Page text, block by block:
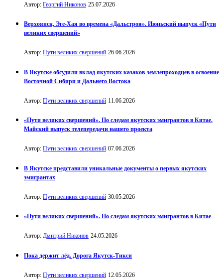
Автор: Георгий Никонов 25.07.2026
Верхоянск, Эге-Хая во времена «Дальстроя». Июньский выпуск «Пути
великих свершений»
Автор: Пути великих свершений 26.06.2026
В Якутске обсудили вклад якутских казаков-землепроходцев в освоение
Восточной Сибири и Дальнего Востока
Автор: Пути великих свершений 11.06.2026
«Пути великих свершений». По следам якутских эмигрантов в Китае.
Майский выпуск телепередачи нашего проекта
Автор: Пути великих свершений 07.06.2026
В Якутске представили уникальные документы о первых якутских
эмигрантах
Автор: Пути великих свершений 30.05.2026
«Пути великих свершений». По следам якутских эмигрантов в Китае
Автор: Дмитрий Никонов 24.05.2026
Пока держит лёд. Дорога Якутск-Тикси
Автор: Пути великих свершений 12.05.2026